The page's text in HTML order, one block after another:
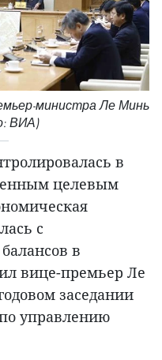
министра Ле Минь
ВИА)
в
целевым
с
в
вице-премьер Ле
заседании
управлению